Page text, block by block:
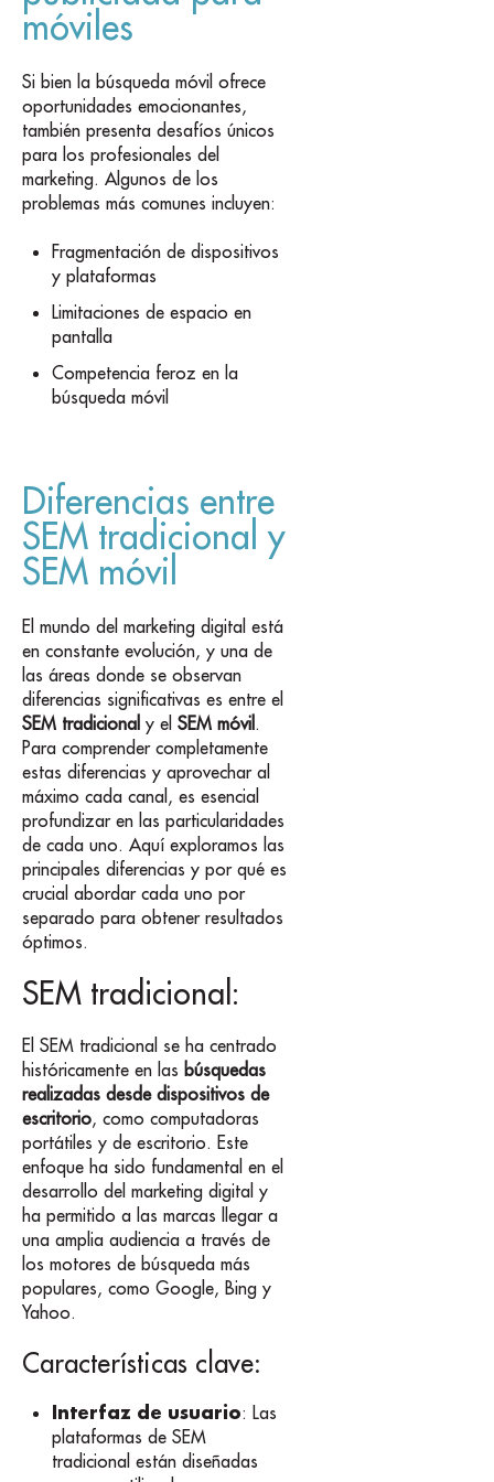
móviles
Si bien la búsqueda móvil ofrece
oportunidades emocionantes,
también presenta desafíos únicos
para los profesionales del
marketing. Algunos de los
problemas más comunes incluyen:
Fragmentación de dispositivos
y plataformas
Limitaciones de espacio en
pantalla
Competencia feroz en la
búsqueda móvil
Diferencias entre
SEM tradicional y
SEM móvil
El mundo del marketing digital está
en constante evolución, y una de
las áreas donde se observan
diferencias significativas es entre el
SEM tradicional y el SEM móvil .
Para comprender completamente
estas diferencias y aprovechar al
máximo cada canal, es esencial
profundizar en las particularidades
de cada uno. Aquí exploramos las
principales diferencias y por qué es
crucial abordar cada uno por
separado para obtener resultados
óptimos.
SEM tradicional:
El SEM tradicional se ha centrado
históricamente en las búsquedas
realizadas desde dispositivos de
escritorio, como computadoras
portátiles y de escritorio. Este
enfoque ha sido fundamental en el
desarrollo del marketing digital y
ha permitido a las marcas llegar a
una amplia audiencia a través de
los motores de búsqueda más
populares, como Google, Bing y
Yahoo.
Características clave:
Interfaz de usuario: Las
plataformas de SEM
tradicional están diseñadas